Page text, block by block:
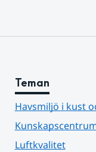
Teman
Havsmiljö i kust
Luftkvalitet